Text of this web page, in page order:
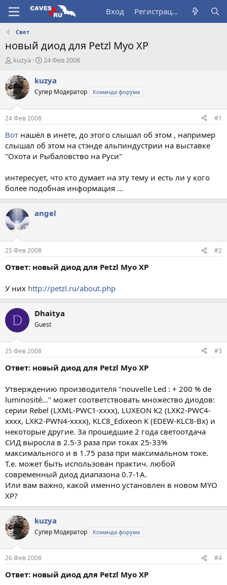
Вход Регистрация
Свет
новый диод для Petzl Myo XP
А
т
о
р
т
е
м
ы
kuzya
Д
т
н
а
л
а
24 Фев 2008
kuzya
Супер Модератор Команда форума
24 Фев 2008 #1
Вот нашёл в инете, до этого слышал об этом , например
слышал об этом на стэнде альпиндустрии на выставке
"Охота и Рыбаловство на Руси"
интересует, что кто думает на эту тему и есть ли у кого
более подобная информация ...
angel
25 Фев 2008 #2
Ответ: новый диод для Petzl Myo XP
У них http://petzl.ru/about.php
D Dhaitya
Guest
25 Фев 2008 #3
Ответ: новый диод для Petzl Myo XP
Утверждению производителя "nouvelle Led : + 200 % de
luminosité..." может соответствовать множество диодов:
серии Rebel (LXML-PWC1-xxxx), LUXEON K2 (LXK2-PWC4-
xxxx, LXK2-PWN4-xxxx), KLC8_Edixeon K (EDEW-KLC8-Bx) и
некоторые другие. За прошедшие 2 года светоотдача
СИД выросла в 2.5-3 раза при токах 25-33%
максимального и в 1.75 раза при максимальном токе.
Т.е. может быть использован практич. любой
современный диод диапазона 0.7-1А.
Или вам важно, какой именно установлен в новом MYO
XP?
kuzya
Супер Модератор Команда форума
26 Фев 2008 #4
Ответ: новый диод для Petzl Myo XP